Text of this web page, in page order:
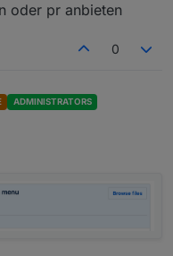
oder pr anbieten
0
ADMINISTRATORS